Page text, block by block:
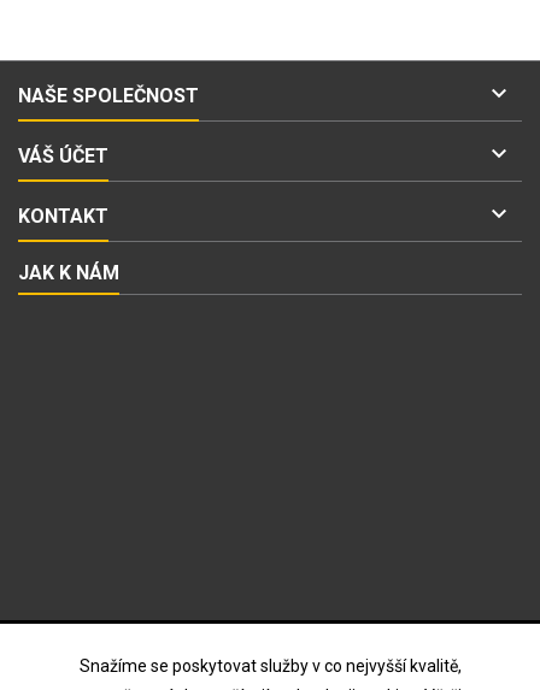
Snažíme se poskytovat služby v co nejvyšší kvalitě,
NAŠE SPOLEČNOST 
VÁŠ ÚČET 
KONTAKT 
JAK K NÁM